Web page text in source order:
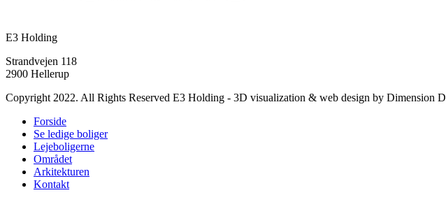
E3 Holding
Strandvejen 118
2900 Hellerup
Copyright 2022. All Rights Reserved E3 Holding - 3D visualization & web design by Dimension
Forside
Se ledige boliger
Lejeboligerne
Området
Arkitekturen
Kontakt